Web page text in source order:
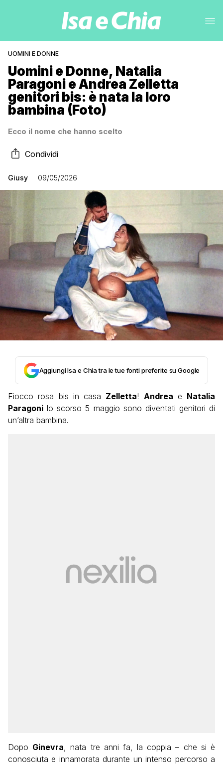
UOMINI E DONNE
Uomini e Donne, Natalia
Paragoni e Andrea Zelletta
genitori bis: è nata la loro
bambina (Foto)
Ecco il nome che hanno scelto
Condividi
Giusy 09/05/2026
Aggiungi Isa e Chia tra le tue fonti preferite su Google
Fiocco rosa bis in casa Zelletta! Andrea e Natalia
Paragoni lo scorso 5 maggio sono diventati genitori di
un’altra bambina.
Dopo Ginevra , nata tre anni fa, la coppia – che si è
conosciuta e innamorata durante un intenso percorso a